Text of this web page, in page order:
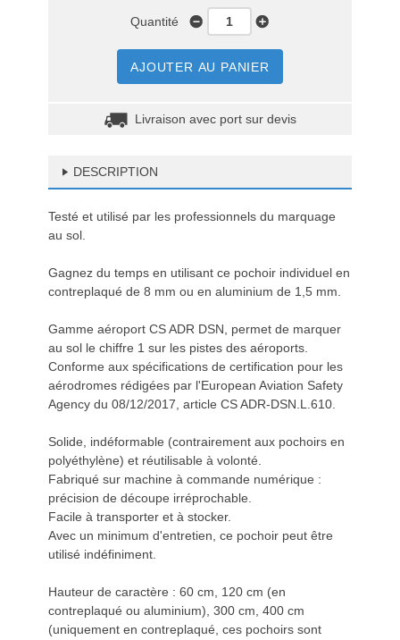
Quantité
AJOUTER AU PANIER
Livraison avec port sur devis
DESCRIPTION
Testé et utilisé par les professionnels du marquage
au sol.
Gagnez du temps en utilisant ce pochoir individuel en
contreplaqué de 8 mm ou en aluminium de 1,5 mm.
Gamme aéroport CS ADR DSN, permet de marquer
au sol le chiffre 1 sur les pistes des aéroports.
Conforme aux spécifications de certification pour les
aérodromes rédigées par l'European Aviation Safety
Agency du 08/12/2017, article CS ADR-DSN.L.610.
Solide, indéformable (contrairement aux pochoirs en
polyéthylène) et réutilisable à volonté.
Fabriqué sur machine à commande numérique :
précision de découpe irréprochable.
Facile à transporter et à stocker.
Avec un minimum d'entretien, ce pochoir peut être
utilisé indéfiniment.
Hauteur de caractère : 60 cm, 120 cm (en
contreplaqué ou aluminium), 300 cm, 400 cm
(uniquement en contreplaqué, ces pochoirs sont